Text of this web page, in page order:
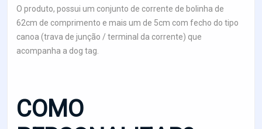
O produto, possui um conjunto de corrente de bolinha de
62cm de comprimento e mais um de 5cm com fecho do tipo
canoa (trava de junção / terminal da corrente) que
acompanha a dog tag.
COMO